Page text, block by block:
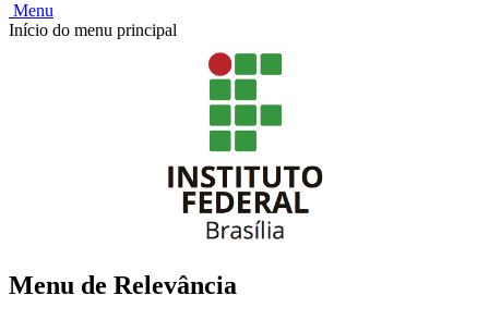
Menu
Início do menu principal
Menu de Relevância